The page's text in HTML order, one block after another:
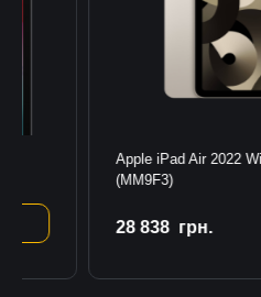
Apple iPad Air 2022
(MM9F3)
28 838 грн.
Купити